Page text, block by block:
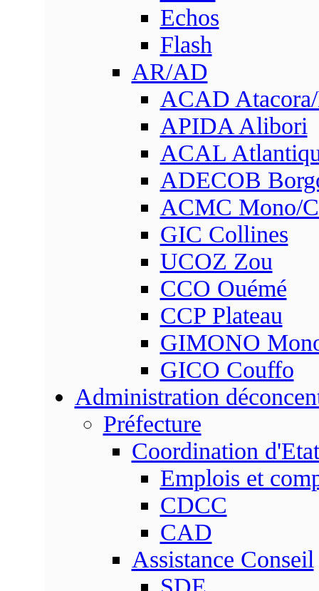
Echos
Flash
AR/AD
ACAD
APIDA Alibori
ACAL
ADECOB
ACMC Mono/
GIC Collines
UCOZ Zou
CCO Ouémé
CCP Plateau
GIMONO
GICO Couffo
Administration
Préfecture
Coordination d'Etat
Emplois et
CDCC
CAD
Assistance Conseil